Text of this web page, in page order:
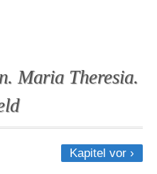
Maria Theresia.
Kapitel vor ›